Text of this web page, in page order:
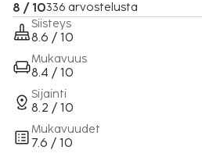
8 / 10336 arvostelusta
Siisteys
8.6 / 10
Mukavuus
8.4 / 10
Sijainti
8.2 / 10
Mukavuudet
7.6 / 10